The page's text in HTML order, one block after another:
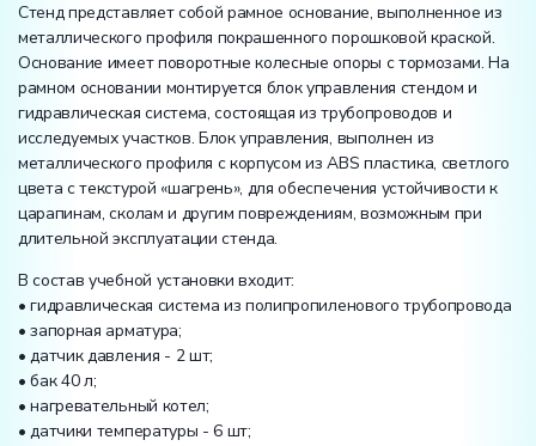
Стенд представляет собой рамное основание, выполненное из
металлического профиля покрашенного порошковой краской.
Основание имеет поворотные колесные опоры с тормозами. На
рамном основании монтируется блок управления стендом и
гидравлическая система, состоящая из трубопроводов и
исследуемых участков. Блок управления, выполнен из
металлического профиля с корпусом из ABS пластика, светлого
цвета с текстурой «шагрень», для обеспечения устойчивости к
царапинам, сколам и другим повреждениям, возможным при
длительной эксплуатации стенда.
В состав учебной установки входит:
• гидравлическая система из полипропиленового трубопровода
• запорная арматура;
• датчик давления - 2 шт;
• бак 40 л;
• нагревательный котел;
• датчики температуры - 6 шт;